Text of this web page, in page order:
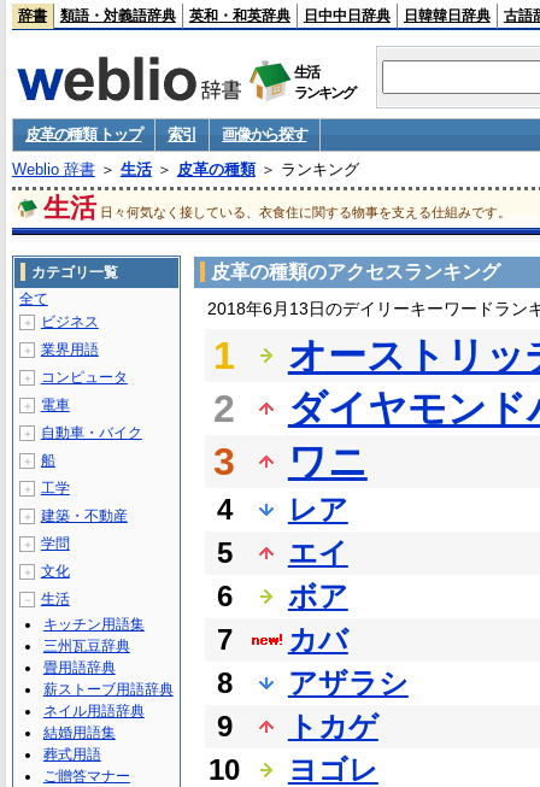
辞書 類語・対義語辞典 英和・和英辞典 日中中日辞典 日韓韓日辞典 古語
生活
ランキング
皮革の種類 トップ 索引
画像から探す
Weblio 辞書＞ 生活＞ 皮革の種類＞ ランキング
生活 日々何気なく接している、衣食住に関する物事を支える仕組みです。
皮革の種類のアクセスランキング
2018年6月13日のデイリーキーワードラン
1
オーストリッ
2
ダイヤモンド
3
ワニ
4
レア
5
エイ
6
ボア
7
カバ
8
アザラシ
9
トカゲ
10
ヨゴレ
カテゴリ一覧
全て
＋ ビジネス
＋ 業界用語
＋ コンピュータ
＋ 電車
＋ 自動車・バイク
＋ 船
＋ 工学
＋ 建築・不動産
＋ 学問
＋ 文化
－
生活
キッチン用語集
三州瓦豆辞典
畳用語辞典
薪ストーブ用語辞典
ネイル用語辞典
結婚用語集
葬式用語
ご贈答マナー